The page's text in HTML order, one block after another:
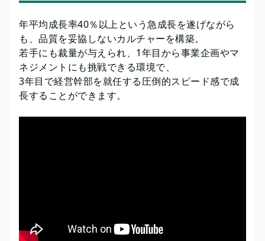
年平均成長率40％以上という急成長を遂げながら
も、品質を妥協しないカルチャーを構築。
若手にも裁量が与えられ、1年目から事業企画やマ
ネジメントにも挑戦できる環境で、
3年目で経営幹部を就任する圧倒的スピード感で成
長することができます。